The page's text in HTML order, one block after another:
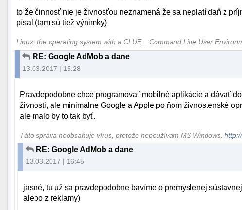
to že činnosť nie je živnosťou neznamená že sa neplatí daň z
písal (tam sú tiež výnimky)
Linux: the operating system with a CLUE... Command Line User
RE: Google AdMob a dane
13.03.2017 | 15:28
Pravdepodobne chce programovať mobilné aplikácie a dávať
živnosti, ale minimálne Google a Apple po ňom živnostenské
ale malo by to tak byť.
Táto správa neobsahuje vírus, pretože nepoužívam MS Windows.
RE: Google AdMob a dane
13.03.2017 | 16:45
jasné, tu už sa pravdepodobne bavíme o premyslenej
alebo z reklamy)